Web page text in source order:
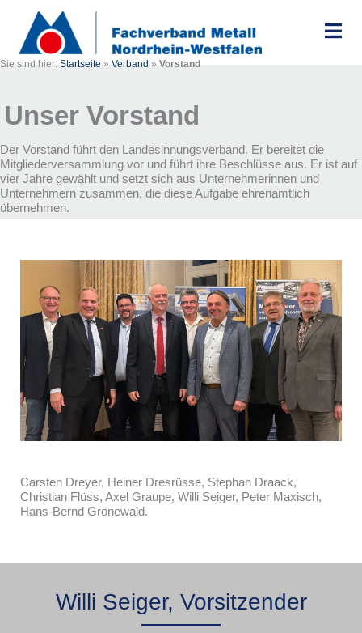
springen
Sie sind hier: Startseite » Verband » Vorstand
Unser Vorstand
Der Vorstand führt den Landesinnungsverband. Er bereitet die
Mitgliederversammlung vor und führt ihre Beschlüsse aus. Er ist auf
vier Jahre gewählt und setzt sich aus Unternehmerinnen und
Unternehmern zusammen, die diese Aufgabe ehrenamtlich
übernehmen.
Carsten Dreyer, Heiner Dresrüsse, Stephan Draack,
Christian Flüss, Axel Graupe, Willi Seiger, Peter Maxisch,
Hans-Bernd Grönewald.
Willi Seiger, Vorsitzender